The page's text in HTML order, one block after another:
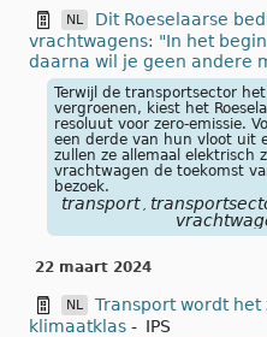
NL
Dit Roeselaarse
vrachtwagens: "In het
daarna wil je geen andere
Terwijl de transportsector
vergroenen, kiest het
resoluut voor zero-emissie.
een derde van hun vloot uit
zullen ze allemaal elektrisch
vrachtwagen de toekomst
bezoek.
transport
22 maart 2024
NL
Transport wordt
klimaatklas - IPS